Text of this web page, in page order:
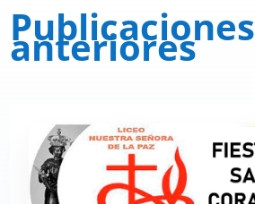
Publicaciones
anteriores